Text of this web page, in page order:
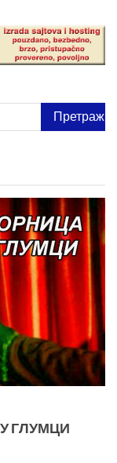
ГЛУМЦИ